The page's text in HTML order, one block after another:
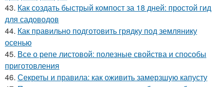
43. Как создать быстрый компост за 18 дней: простой гид
для садоводов
44. Как правильно подготовить грядку под землянику
осенью
45. Все о репе листовой: полезные свойства и способы
приготовления
46. Секреты и правила: как оживить замерзшую капусту